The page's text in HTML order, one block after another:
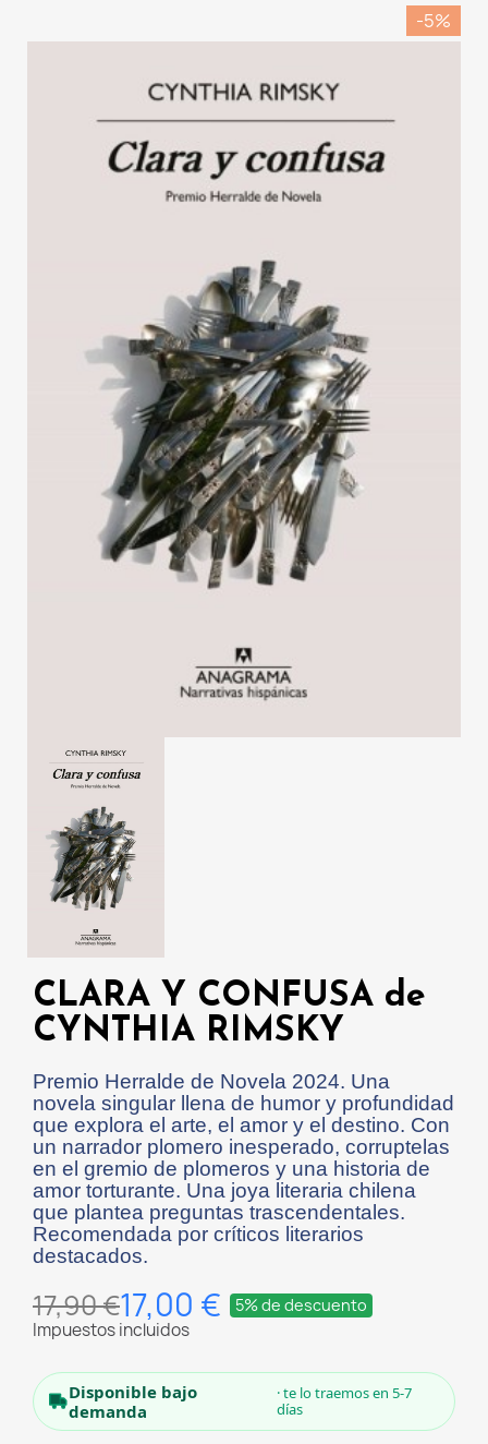
-5%
CLARA Y CONFUSA de
CYNTHIA RIMSKY
Premio Herralde de Novela 2024. Una
novela singular llena de humor y profundidad
que explora el arte, el amor y el destino. Con
un narrador plomero inesperado, corruptelas
en el gremio de plomeros y una historia de
amor torturante. Una joya literaria chilena
que plantea preguntas trascendentales.
Recomendada por críticos literarios
destacados.
17,90 €17,00 € 5% de descuento
Impuestos incluidos
Disponible bajo
demanda
· te lo traemos en 5-7
días